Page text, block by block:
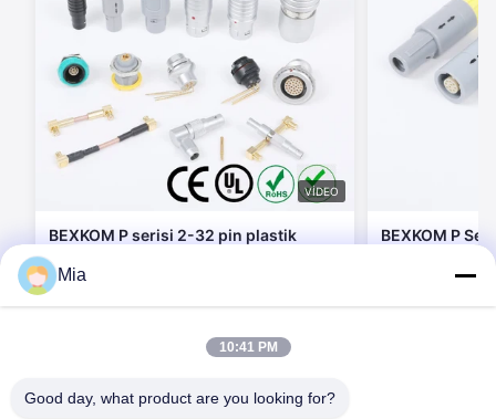
VIDEO
BEXKOM P serisi 2-32 pin plastik
kabuk Biyolojik uyumluluk Maliyet
Hızlı Teslimat Tıbbi Bağlantılar
BEXKOM P
Bağlantıları
altın kaplama
Mia
10:41 PM
Good day, what product are you looking for?